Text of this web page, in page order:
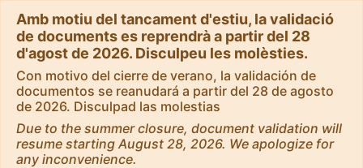
Amb motiu del tancament d'estiu, la validació
de documents es reprendrà a partir del 28
d'agost de 2026. Disculpeu les molèsties.
Con motivo del cierre de verano, la validación de
documentos se reanudará a partir del 28 de agosto
de 2026. Disculpad las molestias
Due to the summer closure, document validation will
resume starting August 28, 2026. We apologize for
any inconvenience.